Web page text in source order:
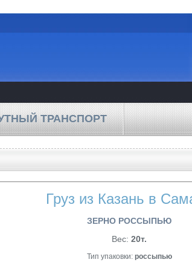
ТРАНСПОРТ
Груз из Казань в
ЗЕРНО РОССЫПЬЮ
Вес: 20т.
Тип упаковки: россыпью